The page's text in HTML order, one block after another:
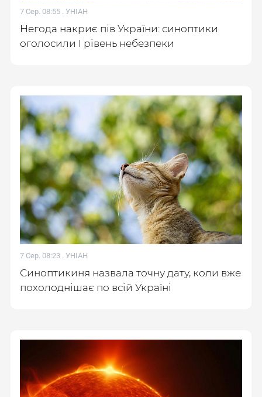
7 Сер. 08:55 . УНІАН
Негода накриє пів України: синоптики
оголосили І рівень небезпеки
7 Сер. 08:23 . УНІАН
Синоптикиня назвала точну дату, коли вже
похолоднішає по всій Україні